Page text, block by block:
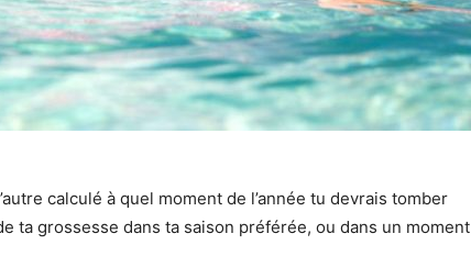
calculé à quel moment de l’année tu devrais tomber
ta grossesse dans ta saison préférée, ou dans un moment